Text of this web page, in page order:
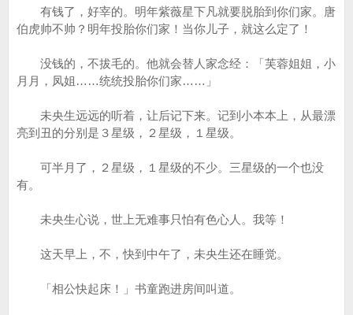
有钱了，好宰的。明年紫薇星下凡就要脱胎到你们家。唐
伯虎帅不帅？明年投胎你们家！当你儿子，就这么定了！
没钱的，不拔毛的。他就会替人家念经：「芙蓉姐姐，小
月月，凤姐……统统投胎你们家……」
未央生远远的听着，让后记下来。记到小本本上，从最漂
亮到丑的分别是３星级，２星级，１星级。
可半月了，２星级，１星级的不少。三星级的一个也没
有。
未央生心说，世上无难事只怕有色心人。我等！
这天早上，不，快到中午了，未央生还在睡觉。
「相公快起床！」书童跑进房间叫道。